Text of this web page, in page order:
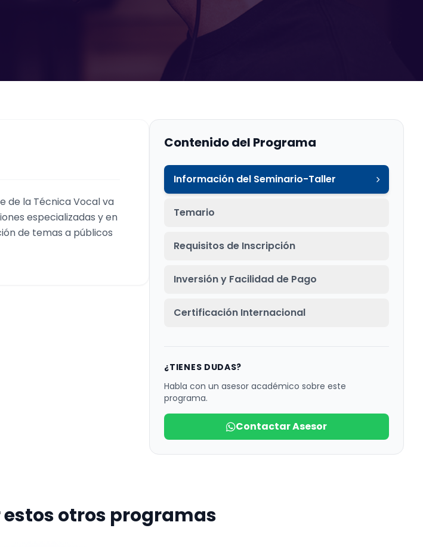
de la Técnica Vocal va
especializadas y en
de temas a públicos
Contenido del Programa
Información del Seminario-Taller
Temario
Requisitos de Inscripción
Inversión y Facilidad de Pago
Certificación Internacional
¿TIENES DUDAS?
Habla con un asesor académico sobre este
programa.
Contactar Asesor
estos otros programas